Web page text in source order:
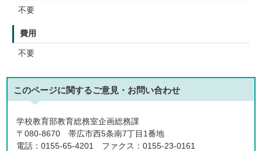
不要
費用
不要
このページに関するご意見・お問い合わせ
学校教育部教育総務室企画総務課
〒080-8670 帯広市西5条南7丁目1番地
電話：0155-65-4201 ファクス：0155-23-0161